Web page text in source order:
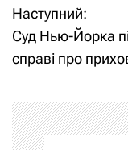
в
і
а
Наступний:
Суд Нью-Йорка
справі про